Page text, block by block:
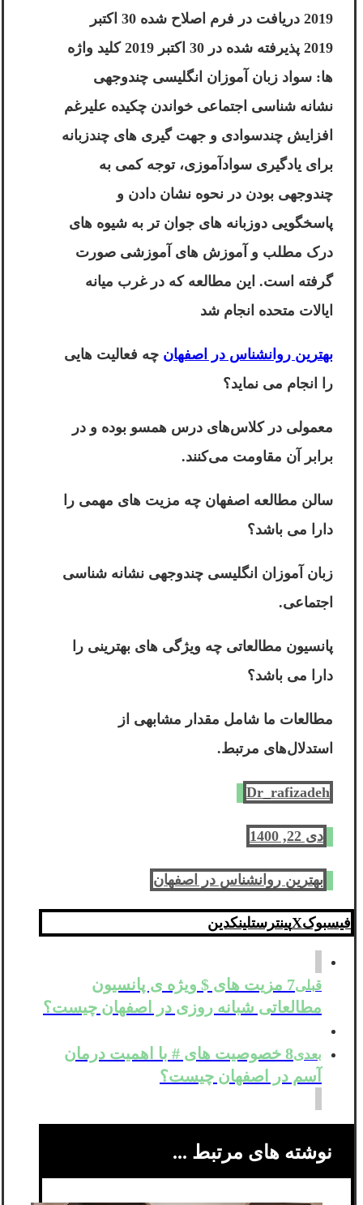
2019 دریافت در فرم اصلاح شده 30 اکتبر
2019 پذیرفته شده در 30 اکتبر 2019 کلید واژه
ها: سواد زبان آموزان انگلیسی چندوجهی
نشانه شناسی اجتماعی خواندن چکیده علیرغم
افزایش چندسوادی و جهت گیری های چندزبانه
برای یادگیری سوادآموزی، توجه کمی به
چندوجهی بودن در نحوه نشان دادن و
پاسخگویی دوزبانه های جوان تر به شیوه های
درک مطلب و آموزش های آموزشی صورت
گرفته است. این مطالعه که در غرب میانه
ایالات متحده انجام شد
بهترین روانشناس در اصفهان چه فعالیت هایی
را انجام می نماید؟
معمولی در کلاس‌های درس همسو بوده و در
برابر آن مقاومت می‌کنند.
سالن مطالعه اصفهان چه مزیت های مهمی را
دارا می باشد؟
زبان آموزان انگلیسی چندوجهی نشانه شناسی
اجتماعی.
پانسیون مطالعاتی چه ویژگی های بهترینی را
دارا می باشد؟
مطالعات ما شامل مقدار مشابهی از
استدلال‌های مرتبط.
Dr_rafizadeh
دی 22, 1400
بهترین روانشناس در اصفهان
فیسبوکXپینترستلینکدین
قبلی
7 مزیت های $ ویژه ی پانسیون
مطالعاتی شبانه روزی در اصفهان چیست؟
بعدی
8 خصوصیت های # با اهمیت درمان
آسم در اصفهان چیست؟
نوشته های مرتبط ...